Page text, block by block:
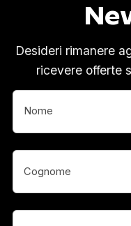
Desideri rimanere
ricevere offerte
Nome
Nome
Email